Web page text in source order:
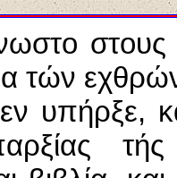
στους
τών
υπήρξε,